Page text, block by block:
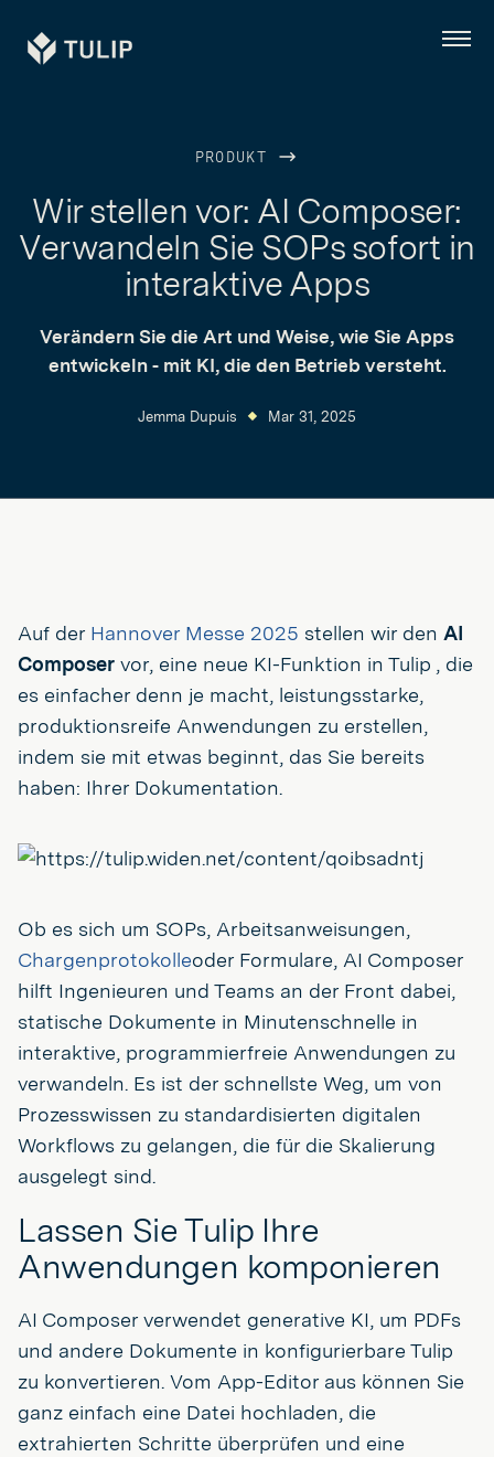
Tulip Menü
PRODUKT
Wir stellen vor: AI Composer:
Verwandeln Sie SOPs sofort in
interaktive Apps
Verändern Sie die Art und Weise, wie Sie Apps
entwickeln - mit KI, die den Betrieb versteht.
Jemma Dupuis Mar 31, 2025
Auf der Hannover Messe 2025 stellen wir den AI
Composer vor, eine neue KI-Funktion in Tulip , die
es einfacher denn je macht, leistungsstarke,
produktionsreife Anwendungen zu erstellen,
indem sie mit etwas beginnt, das Sie bereits
haben: Ihrer Dokumentation.
Ob es sich um SOPs, Arbeitsanweisungen,
Chargenprotokolleoder Formulare, AI Composer
hilft Ingenieuren und Teams an der Front dabei,
statische Dokumente in Minutenschnelle in
interaktive, programmierfreie Anwendungen zu
verwandeln. Es ist der schnellste Weg, um von
Prozesswissen zu standardisierten digitalen
Workflows zu gelangen, die für die Skalierung
ausgelegt sind.
Lassen Sie Tulip Ihre
Anwendungen komponieren
AI Composer verwendet generative KI, um PDFs
und andere Dokumente in konfigurierbare Tulip
zu konvertieren. Vom App-Editor aus können Sie
ganz einfach eine Datei hochladen, die
extrahierten Schritte überprüfen und eine